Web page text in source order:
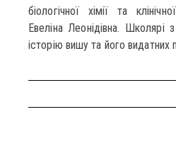
біологічної хімії та
Евеліна Леонідівна. Школярі
історію вишу та його видатних